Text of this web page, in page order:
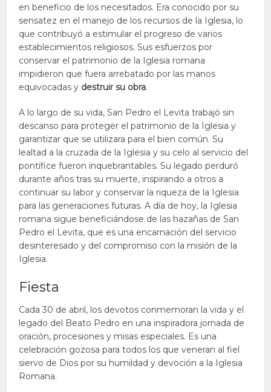
en beneficio de los necesitados. Era conocido por su
sensatez en el manejo de los recursos de la Iglesia, lo
que contribuyó a estimular el progreso de varios
establecimientos religiosos. Sus esfuerzos por
conservar el patrimonio de la Iglesia romana
impidieron que fuera arrebatado por las manos
equivocadas y destruir su obra.
A lo largo de su vida, San Pedro el Levita trabajó sin
descanso para proteger el patrimonio de la Iglesia y
garantizar que se utilizara para el bien común. Su
lealtad a la cruzada de la Iglesia y su celo al servicio del
pontífice fueron inquebrantables. Su legado perduró
durante años tras su muerte, inspirando a otros a
continuar su labor y conservar la riqueza de la Iglesia
para las generaciones futuras. A día de hoy, la Iglesia
romana sigue beneficiándose de las hazañas de San
Pedro el Levita, que es una encarnación del servicio
desinteresado y del compromiso con la misión de la
Iglesia.
Fiesta
Cada 30 de abril, los devotos conmemoran la vida y el
legado del Beato Pedro en una inspiradora jornada de
oración, procesiones y misas especiales. Es una
celebración gozosa para todos los que veneran al fiel
siervo de Dios por su humildad y devoción a la Iglesia
Romana.